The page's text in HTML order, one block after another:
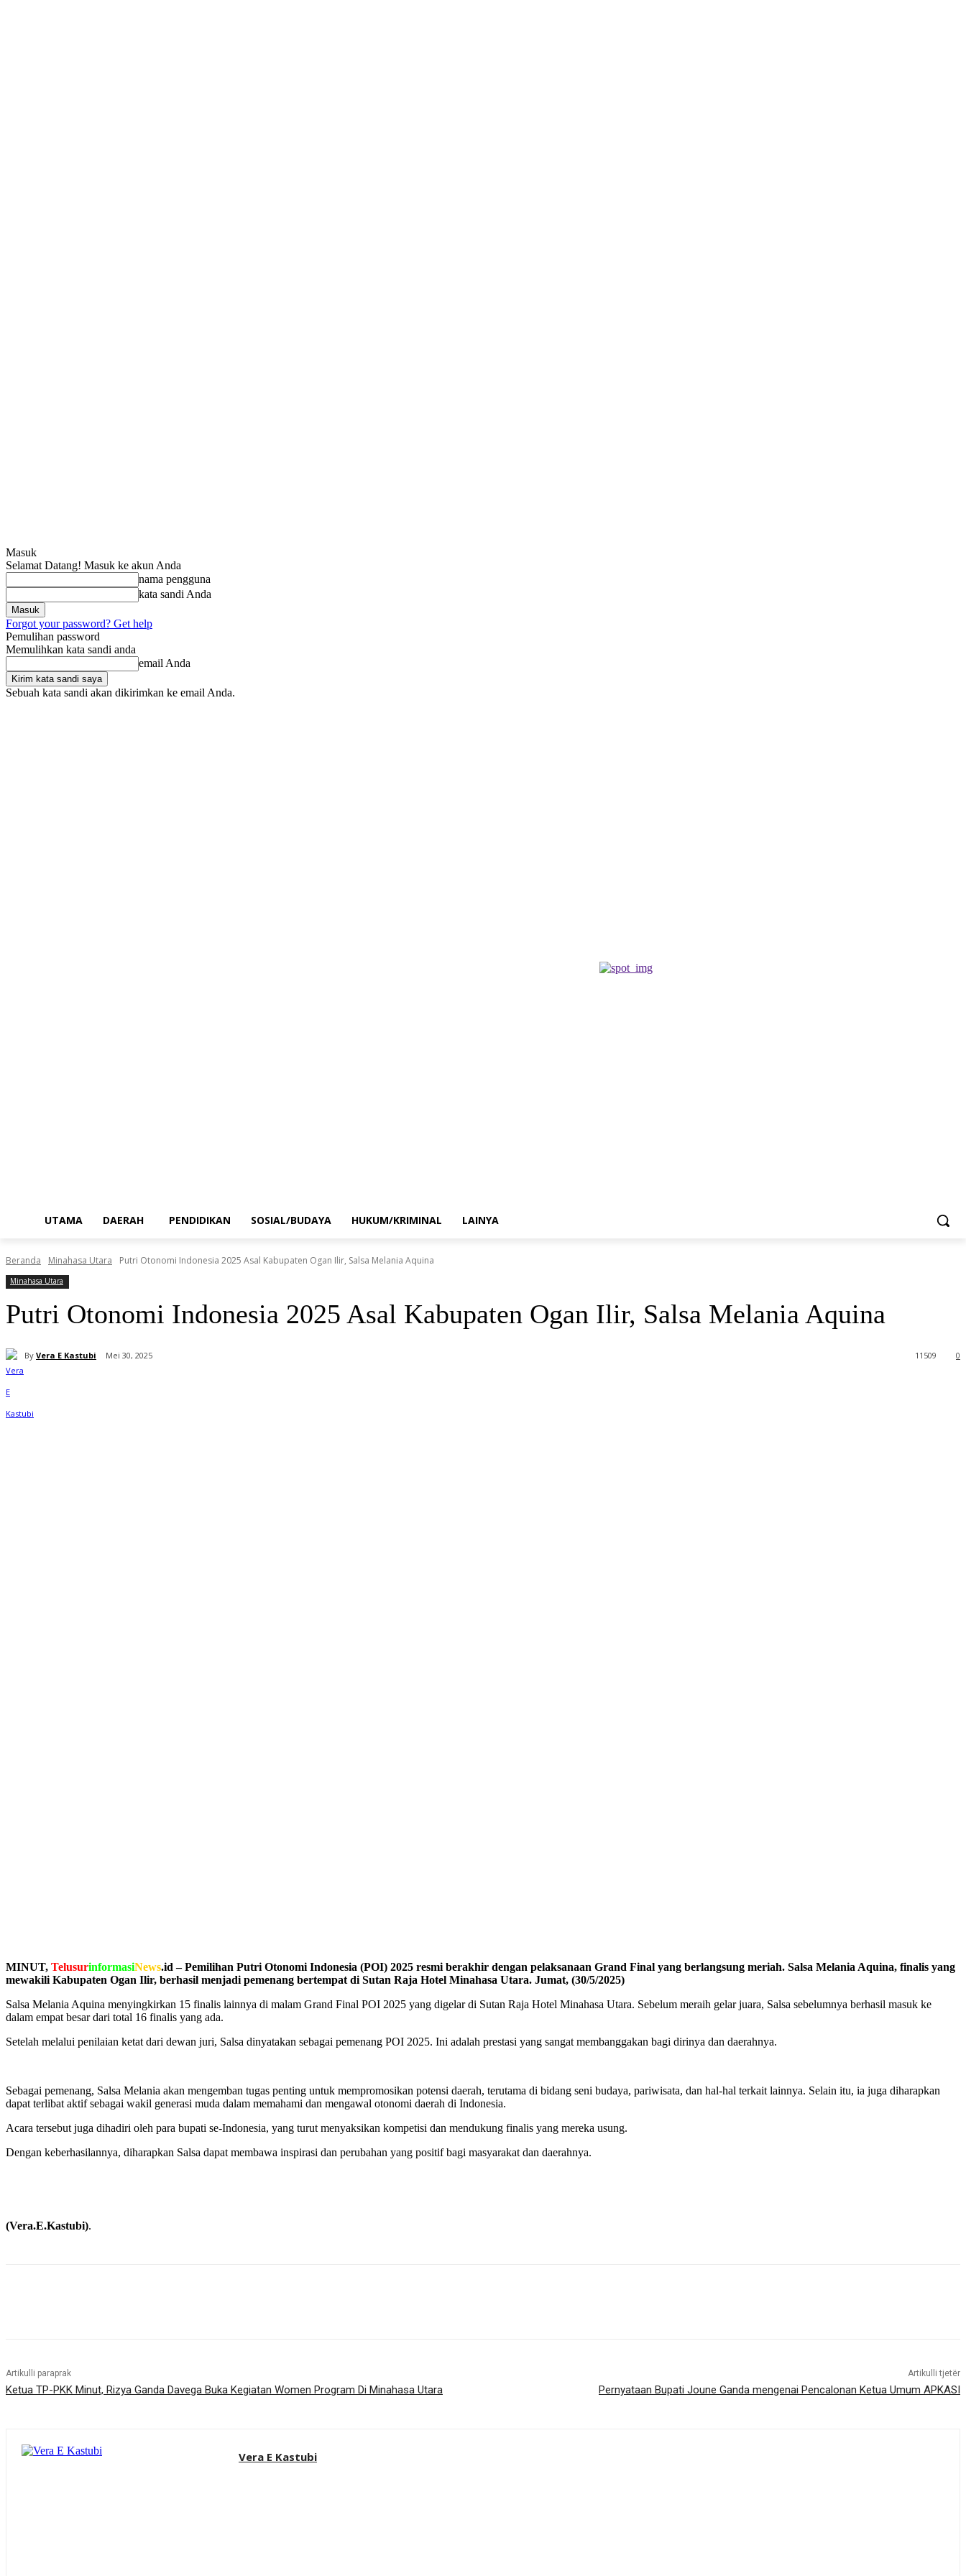
Masuk
Selamat Datang! Masuk ke akun Anda
nama pengguna
kata sandi Anda
Forgot your password? Get help
Pemulihan password
Memulihkan kata sandi anda
email Anda
Sebuah kata sandi akan dikirimkan ke email Anda.
UTAMA DAERAH PENDIDIKAN SOSIAL/BUDAYA HUKUM/KRIMINAL LAINYA
Beranda Minahasa Utara Putri Otonomi Indonesia 2025 Asal Kabupaten Ogan Ilir, Salsa Melania Aquina
Minahasa Utara
Putri Otonomi Indonesia 2025 Asal Kabupaten Ogan Ilir, Salsa Melania Aquina
By Vera E Kastubi Mei 30, 2025 0
11 509
MINUT, TelusurinformasiNews.id – Pemilihan Putri Otonomi Indonesia (POI) 2025 resmi berakhir dengan pelaksanaan Grand Final yang berlangsung meriah. Salsa Melania Aquina, finalis yang
mewakili Kabupaten Ogan Ilir, berhasil menjadi pemenang bertempat di Sutan Raja Hotel Minahasa Utara. Jumat, (30/5/2025)
Salsa Melania Aquina menyingkirkan 15 finalis lainnya di malam Grand Final POI 2025 yang digelar di Sutan Raja Hotel Minahasa Utara. Sebelum meraih gelar juara, Salsa sebelumnya berhasil masuk ke
dalam empat besar dari total 16 finalis yang ada.
Setelah melalui penilaian ketat dari dewan juri, Salsa dinyatakan sebagai pemenang POI 2025. Ini adalah prestasi yang sangat membanggakan bagi dirinya dan daerahnya.
Sebagai pemenang, Salsa Melania akan mengemban tugas penting untuk mempromosikan potensi daerah, terutama di bidang seni budaya, pariwisata, dan hal-hal terkait lainnya. Selain itu, ia juga diharapkan
dapat terlibat aktif sebagai wakil generasi muda dalam memahami dan mengawal otonomi daerah di Indonesia.
Acara tersebut juga dihadiri oleh para bupati se-Indonesia, yang turut menyaksikan kompetisi dan mendukung finalis yang mereka usung.
Dengan keberhasilannya, diharapkan Salsa dapat membawa inspirasi dan perubahan yang positif bagi masyarakat dan daerahnya.
(Vera.E.Kastubi).
Artikulli paraprak
Ketua TP-PKK Minut, Rizya Ganda Davega Buka Kegiatan Women Program Di Minahasa Utara
Artikulli tjetër
Pernyataan Bupati Joune Ganda mengenai Pencalonan Ketua Umum APKASI
Vera E Kastubi